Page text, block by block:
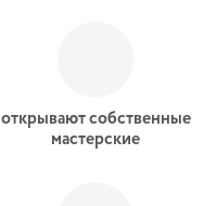
открывают собственные
мастерские